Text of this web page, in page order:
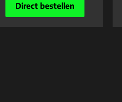
Direct bestellen